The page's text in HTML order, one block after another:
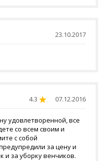
23.10.2017
4.3 07.12.2016
удовлетворенной, все
со всем своим и
с собой
за цену и
и за уборку венчиков.